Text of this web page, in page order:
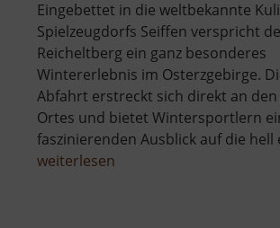
Eingebettet in die weltbekannte
Spielzeugdorfs Seiffen verspricht
Reicheltberg ein ganz besonderes
Wintererlebnis im Osterzgebirge.
Abfahrt erstreckt sich direkt an den
Ortes und bietet Wintersportlern
faszinierenden Ausblick auf die hell
weiterlesen